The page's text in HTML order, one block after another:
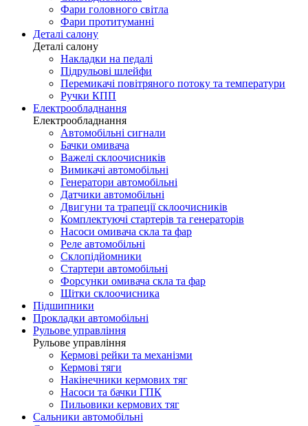
Фари головного світла
Фари протитуманні
Деталі салону
Деталі салону
Накладки на педалі
Підрульові шлейфи
Перемикачі повітряного потоку та температури
Ручки КПП
Електрообладнання
Електрообладнання
Автомобільні сигнали
Бачки омивача
Важелі склоочисників
Вимикачі автомобільні
Генератори автомобільні
Датчики автомобільні
Двигуни та трапеції склоочисників
Комплектуючі стартерів та генераторів
Насоси омивача скла та фар
Реле автомобільні
Склопідйомники
Стартери автомобільні
Форсунки омивача скла та фар
Щітки склоочисника
Підшипники
Прокладки автомобільні
Рульове управління
Рульове управління
Кермові рейки та механізми
Кермові тяги
Накінечники кермових тяг
Насоси та бачки ГПК
Пильовики кермових тяг
Сальники автомобільні